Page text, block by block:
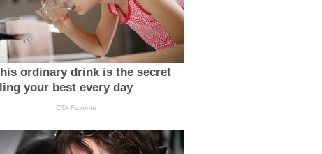
ordinary drink is the secret
your best every day
CTA Favorite